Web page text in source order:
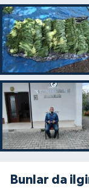
Bunlar da